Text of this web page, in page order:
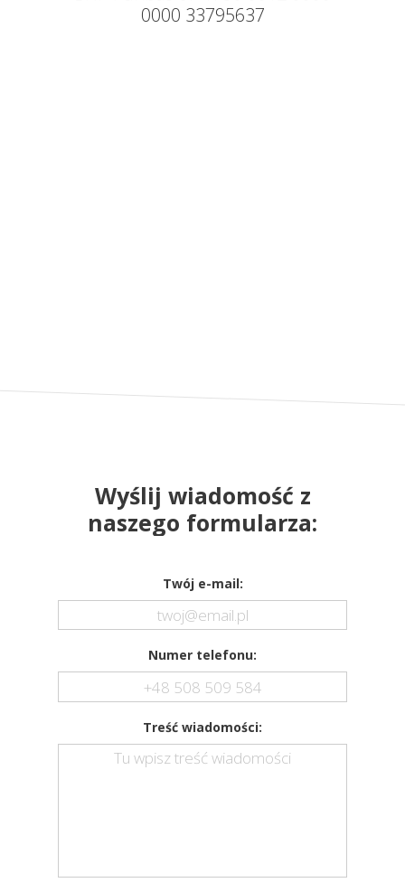
Twój e-mail:
Numer telefonu:
Treść wiadomości:
0000 33795637
Wyślij wiadomość z
naszego formularza: